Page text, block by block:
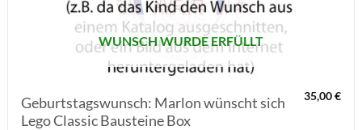
WUNSCH WURDE ERFÜLLT
Geburtstagswunsch: Marlon wünscht sich
Lego Classic Bausteine Box
35,00€